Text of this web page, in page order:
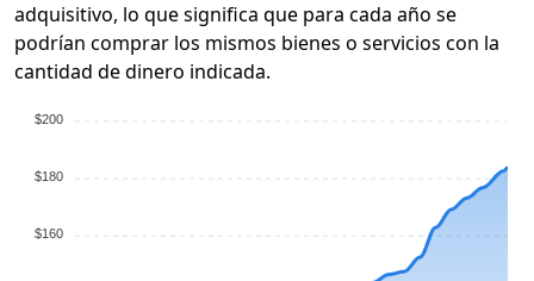
adquisitivo, lo que significa que para cada año se
podrían comprar los mismos bienes o servicios con la
cantidad de dinero indicada.
$200
$180
$160